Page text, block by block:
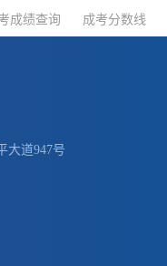
成绩查询 成考分数线
大道947号
成绩查询 成考分数线